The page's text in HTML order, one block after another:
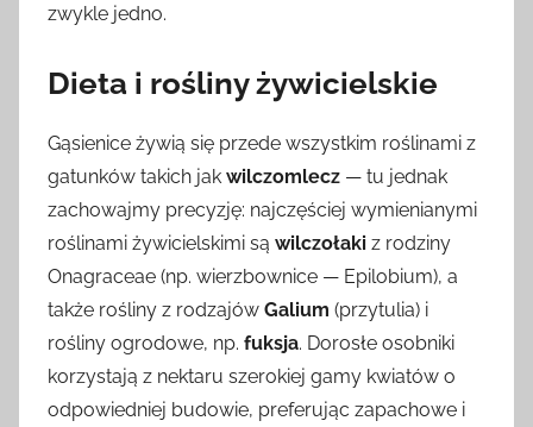
zwykle jedno.
Dieta i rośliny żywicielskie
Gąsienice żywią się przede wszystkim roślinami z
gatunków takich jak wilczomlecz — tu jednak
zachowajmy precyzję: najczęściej wymienianymi
roślinami żywicielskimi są wilczołaki z rodziny
Onagraceae (np. wierzbownice — Epilobium), a
także rośliny z rodzajów Galium (przytulia) i
rośliny ogrodowe, np. fuksja. Dorosłe osobniki
korzystają z nektaru szerokiej gamy kwiatów o
odpowiedniej budowie, preferując zapachowe i